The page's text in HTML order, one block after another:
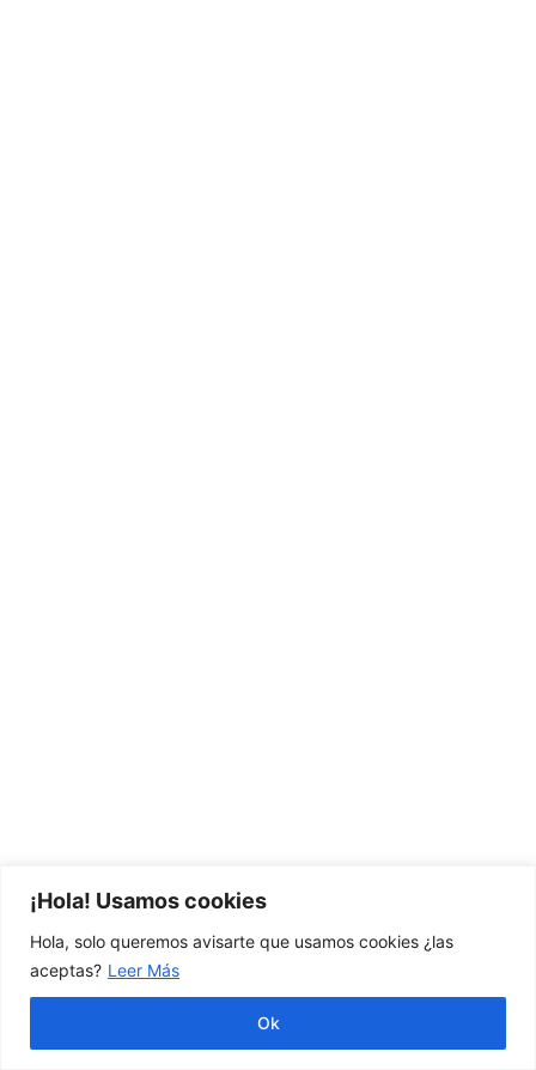
¡Hola! Usamos cookies
Hola, solo queremos avisarte que usamos cookies ¿las
aceptas? Leer Más
Ok
LOS MEJORES
RATONES